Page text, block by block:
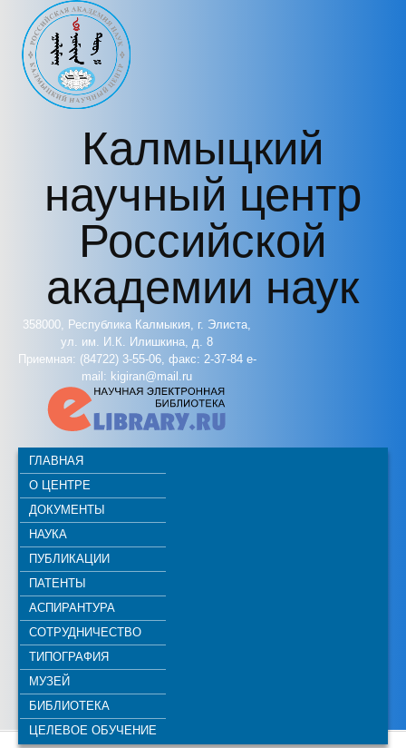
Перейти к основному содержанию
Калмыцкий
научный центр
Российской
академии наук
358000, Республика Калмыкия, г. Элиста,
ул. им. И.К. Илишкина, д. 8
Приемная: (84722) 3-55-06, факс: 2-37-84 e-
mail: kigiran@mail.ru
ГЛАВНАЯ
О ЦЕНТРЕ
ДОКУМЕНТЫ
НАУКА
ПУБЛИКАЦИИ
ПАТЕНТЫ
АСПИРАНТУРА
СОТРУДНИЧЕСТВО
ТИПОГРАФИЯ
МУЗЕЙ
БИБЛИОТЕКА
ЦЕЛЕВОЕ ОБУЧЕНИЕ